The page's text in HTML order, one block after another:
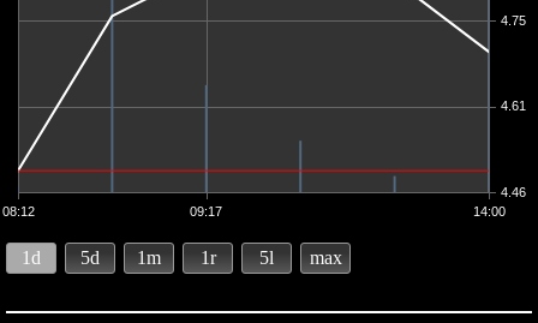
08:12 09:17 14:00
4.46
4.61
4.75
1d 5d 1m 1r 5l max